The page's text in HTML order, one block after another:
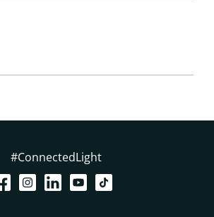
#ConnectedLight